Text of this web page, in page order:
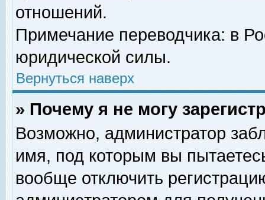
отношений.
Примечание переводчика: в
юридической силы.
Вернуться наверх
» Почему я не могу
Возможно, администратор
имя, под которым вы
вообще отключить